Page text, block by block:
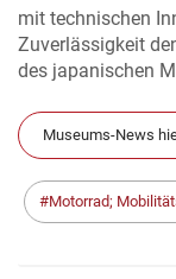
mit technischen
Zuverlässigkeit
des japanischen
Museums-News
Motorrad;